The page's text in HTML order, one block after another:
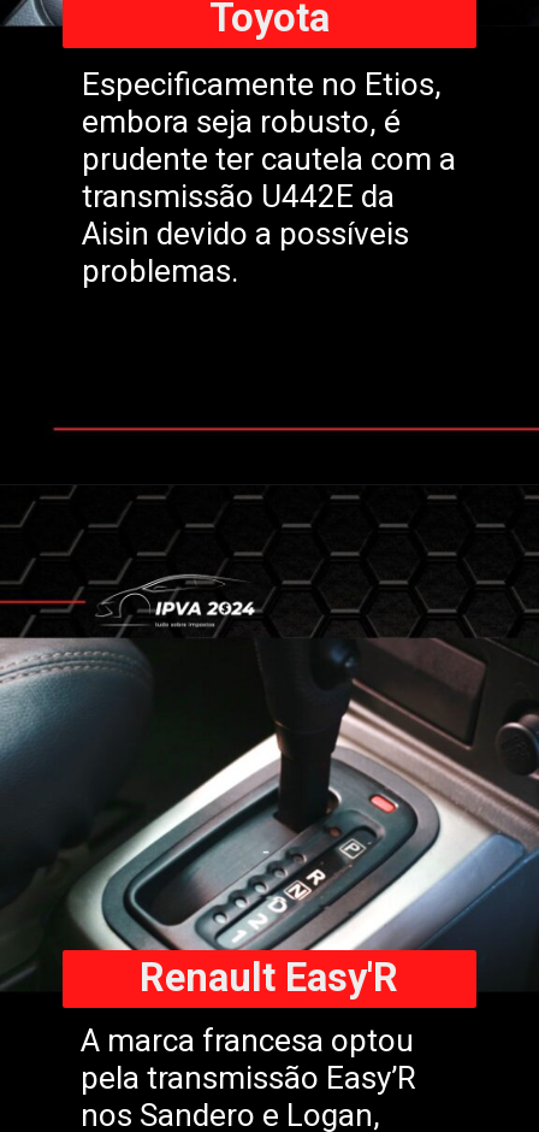
Especificamente no Etios,
embora seja robusto, é
prudente ter cautela com a
transmissão U442E da
Aisin devido a possíveis
problemas.
Toyota
A marca francesa optou
pela transmissão Easy’R
nos Sandero e Logan,
Renault Easy'R